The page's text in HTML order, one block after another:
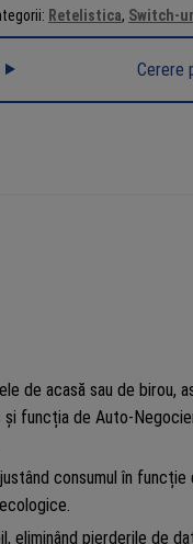
Retelistica, Switch-
Cerere
de acasă sau de birou,
funcția de Auto-
consumul în
eliminând pierderile de